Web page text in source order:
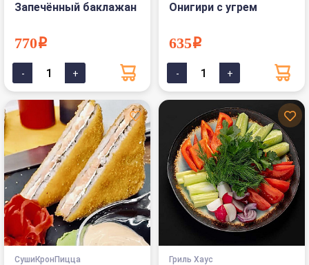
Запечённый баклажан
770i
Онигири с угрем
635i
СушиКронПицца Гриль Хаус